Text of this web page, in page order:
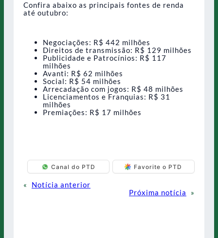
Confira abaixo as principais fontes de renda
até outubro:
Negociações: R$ 442 milhões
Direitos de transmissão: R$ 129 milhões
Publicidade e Patrocínios: R$ 117
milhões
Avanti: R$ 62 milhões
Social: R$ 54 milhões
Arrecadação com jogos: R$ 48 milhões
Licenciamentos e Franquias: R$ 31
milhões
Premiações: R$ 17 milhões
Canal do PTD Favorite o PTD
«
Notícia anterior
Próxima notícia
»